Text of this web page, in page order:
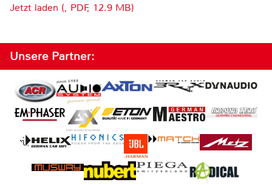
Jetzt laden (, PDF, 12.9 MB)
Unsere Partner: